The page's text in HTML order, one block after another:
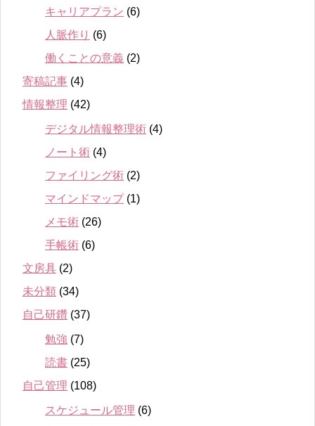
キャリアプラン (6)
人脈作り (6)
働くことの意義 (2)
寄稿記事 (4)
情報整理 (42)
デジタル情報整理術 (4)
ノート術 (4)
ファイリング術 (2)
マインドマップ(1)
メモ術 (26)
手帳術 (6)
文房具 (2)
未分類 (34)
自己研鑽 (37)
勉強 (7)
読書 (25)
自己管理 (108)
スケジュール管理 (6)